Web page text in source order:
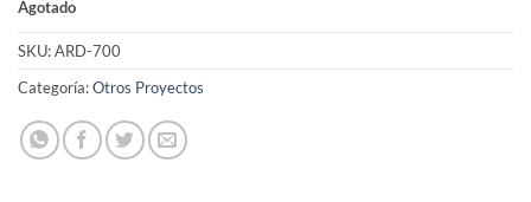
Agotado
SKU:ARD-700
Categoría:Otros Proyectos